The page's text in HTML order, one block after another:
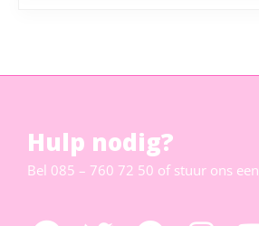
Hulp nodig?
Bel 085 – 760 72 50 of stuur ons een